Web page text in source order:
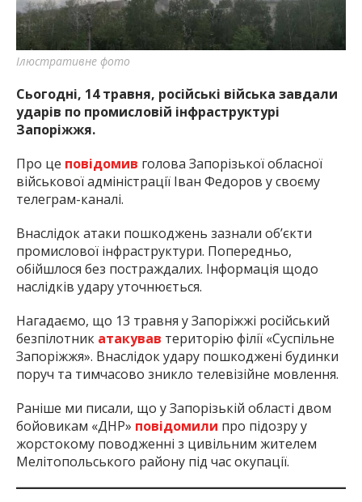
Ілюстративне фото
Сьогодні, 14 травня, російські війська завдали
ударів по промисловій інфраструктурі
Запоріжжя.
Про це повідомив голова Запорізької обласної
військової адміністрації Іван Федоров у своєму
телеграм-каналі.
Внаслідок атаки пошкоджень зазнали об’єкти
промислової інфраструктури. Попередньо,
обійшлося без постраждалих. Інформація щодо
наслідків удару уточнюється.
Нагадаємо, що 13 травня у Запоріжжі російський
безпілотник атакував територію філії «Суспільне
Запоріжжя». Внаслідок удару пошкоджені будинки
поруч та тимчасово зникло телевізійне мовлення.
Раніше ми писали, що у Запорізькій області двом
бойовикам «ДНР» повідомили про підозру у
жорстокому поводженні з цивільним жителем
Мелітопольського району під час окупації.